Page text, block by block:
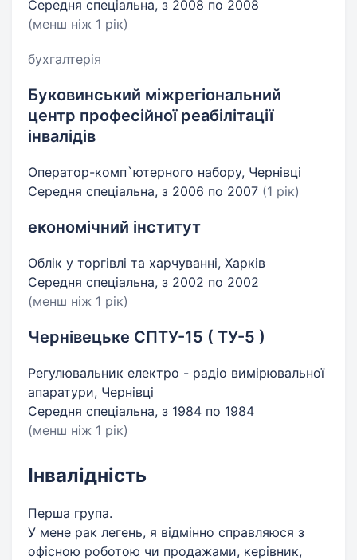
Середня спеціальна, з 2008 по 2008
(менш ніж 1 рік)
бухгалтерія
Буковинський міжрегіональний
центр професійної реабілітації
інвалідів
Оператор-комп`ютерного набору, Чернівці
Середня спеціальна, з 2006 по 2007 (1 рік)
економічний інститут
Облік у торгівлі та харчуванні, Харків
Середня спеціальна, з 2002 по 2002
(менш ніж 1 рік)
Чернівецьке СПТУ-15 ( ТУ-5 )
Регулювальник електро - радіо вимірювальної
апаратури, Чернівці
Середня спеціальна, з 1984 по 1984
(менш ніж 1 рік)
Інвалідність
Перша група.
У мене рак легень, я відмінно справляюся з
офісною роботою чи продажами, керівник,